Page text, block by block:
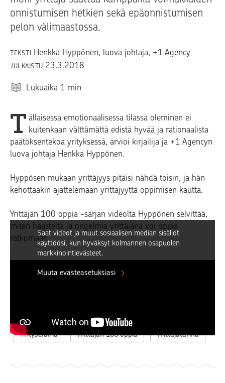
onnistumisen hetkien sekä epäonnistumisen
pelon välimaastossa.
TEKSTI Henkka Hyppönen, luova johtaja, +1 Agency
JULKAISTU 23.3.2018
Lukuaika 1 min
T ällaisessa emotionaalisessa tilassa oleminen ei
kuitenkaan välttämättä edistä hyvää ja rationaalista
päätöksentekoa yrityksessä, arvioi kirjailija ja +1 Agencyn
luova johtaja Henkka Hyppönen.
Hyppösen mukaan yrittäjyys pitäisi nähdä toisin, ja hän
kehottaakin ajattelemaan yrittäjyyttä oppimisen kautta.
Yrittäjän 100 oppia -sarjan videolta Hyppönen selvittää,
miten haasteita ja ongelmia yrittäjänä voi oppia
ratkomaan.Saat videot ja muut sosiaalisen median sisällöt
käyttöösi, kun hyväksyt kolmannen osapuolen
markkinointievästeet.
Muuta evästeasetuksiasi
Yrityselämä Yrittäjän 100 oppia Yrittäjätarina